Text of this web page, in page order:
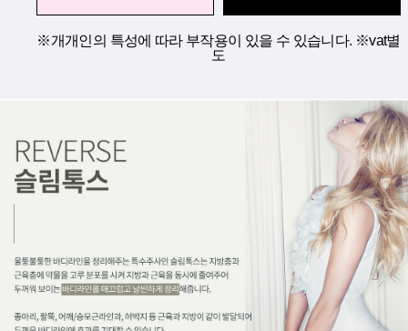
※개개인의 특성에 따라 부작용이 있을 수 있습니다. ※vat별
도